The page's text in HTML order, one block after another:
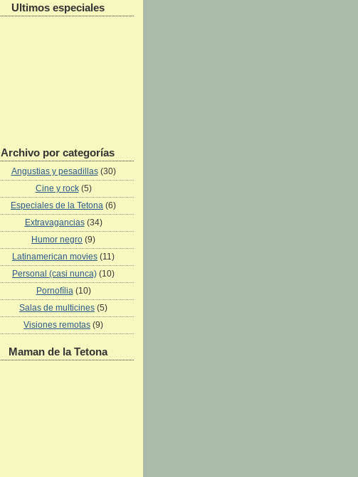
Ultimos especiales
Archivo por categorías
Angustias y pesadillas (30)
Cine y rock (5)
Especiales de la Tetona (6)
Extravagancias (34)
Humor negro (9)
Latinamerican movies (11)
Personal (casi nunca) (10)
Pornofília (10)
Salas de multicines (5)
Visiones remotas (9)
Maman de la Tetona